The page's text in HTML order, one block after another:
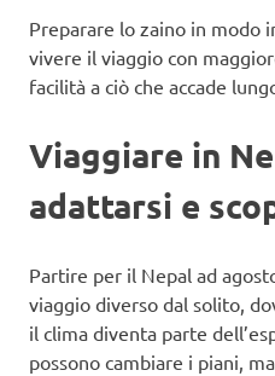
Preparare lo zaino in
vivere il viaggio con
facilità a ciò che accade
Viaggiare in
adattarsi e
Partire per il Nepal ad
viaggio diverso dal solito,
il clima diventa parte
possono cambiare i piani,